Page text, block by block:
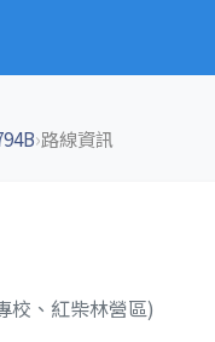
›路線資訊
、紅柴林營區)